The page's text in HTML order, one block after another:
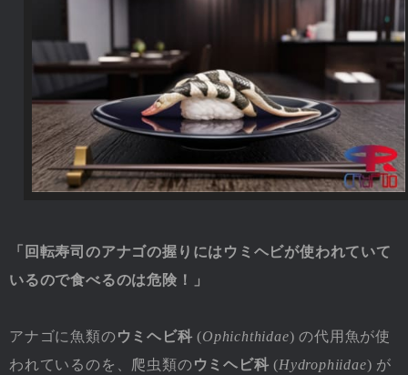
「回転寿司のアナゴの握りにはウミヘビが使われていて
いるので食べるのは危険！」
アナゴに魚類のウミヘビ科 (Ophichthidae) の代用魚が使
われているのを、爬虫類のウミヘビ科 (Hydrophiidae) が